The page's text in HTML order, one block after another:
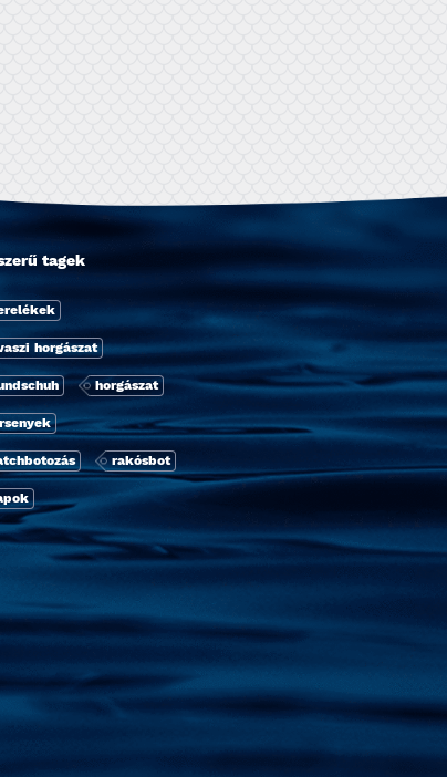
tagek
horgászat
horgászat
rakósbot